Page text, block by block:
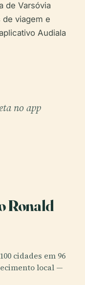
de Varsóvia
de viagem e
Audiala
no app
Ronald
cidades em 96
local —